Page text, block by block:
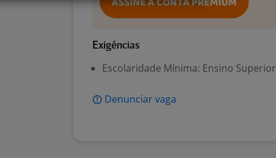
Exigências
Escolaridade Mínima: Ensino Superior
Denunciar vaga